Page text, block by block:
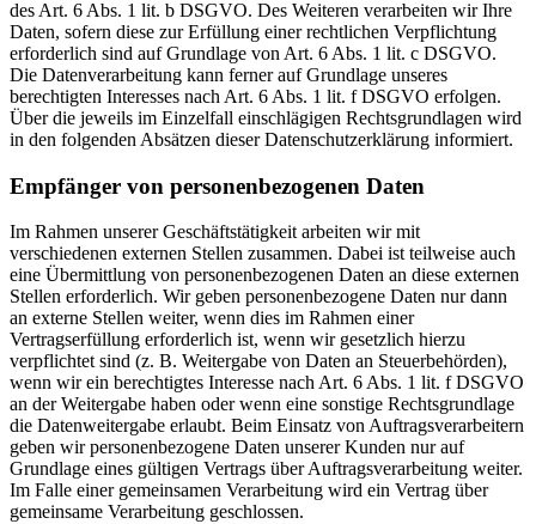
des Art. 6 Abs. 1 lit. b DSGVO. Des Weiteren verarbeiten wir Ihre
Daten, sofern diese zur Erfüllung einer rechtlichen Verpflichtung
erforderlich sind auf Grundlage von Art. 6 Abs. 1 lit. c DSGVO.
Die Datenverarbeitung kann ferner auf Grundlage unseres
berechtigten Interesses nach Art. 6 Abs. 1 lit. f DSGVO erfolgen.
Über die jeweils im Einzelfall einschlägigen Rechtsgrundlagen wird
in den folgenden Absätzen dieser Datenschutzerklärung informiert.
Empfänger von personenbezogenen Daten
Im Rahmen unserer Geschäftstätigkeit arbeiten wir mit
verschiedenen externen Stellen zusammen. Dabei ist teilweise auch
eine Übermittlung von personenbezogenen Daten an diese externen
Stellen erforderlich. Wir geben personenbezogene Daten nur dann
an externe Stellen weiter, wenn dies im Rahmen einer
Vertragserfüllung erforderlich ist, wenn wir gesetzlich hierzu
verpflichtet sind (z. B. Weitergabe von Daten an Steuerbehörden),
wenn wir ein berechtigtes Interesse nach Art. 6 Abs. 1 lit. f DSGVO
an der Weitergabe haben oder wenn eine sonstige Rechtsgrundlage
die Datenweitergabe erlaubt. Beim Einsatz von Auftragsverarbeitern
geben wir personenbezogene Daten unserer Kunden nur auf
Grundlage eines gültigen Vertrags über Auftragsverarbeitung weiter.
Im Falle einer gemeinsamen Verarbeitung wird ein Vertrag über
gemeinsame Verarbeitung geschlossen.